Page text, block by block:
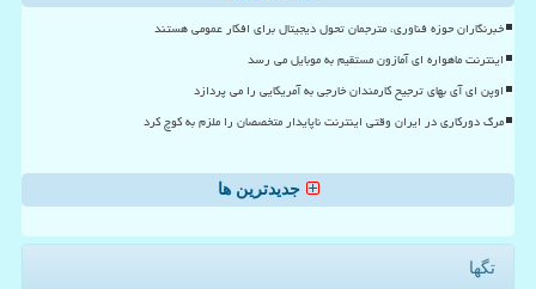
خبرنگاران حوزه فناوری، مترجمان تحول دیجیتال برای افکار عمومی هستند
اینترنت ماهواره ای آمازون مستقیم به موبایل می رسد
اوپن ای آی بهای ترجیح کارمندان خارجی به آمریکایی را می پردازد
مرگ دورکاری در ایران وقتی اینترنت ناپایدار متخصصان را ملزم به کوچ کرد
جدیدترین ها
تگها